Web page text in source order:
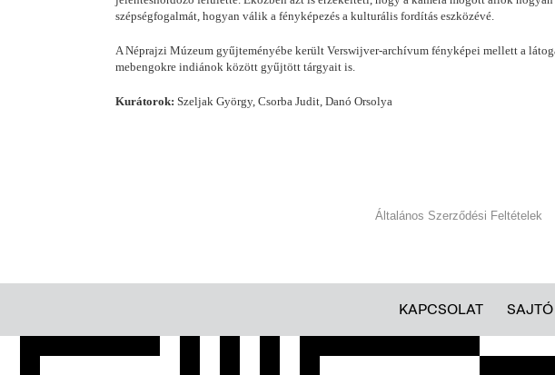
szépségfogalmát, hogyan válik a fényképezés a kulturális fordítás eszközévé.
A Néprajzi Múzeum gyűjteményébe került Verswijver-archívum fényképei mellett a
mebengokre indiánok között gyűjtött tárgyait is.
Kurátorok: Szeljak György, Csorba Judit, Danó Orsolya
Általános Szerződési Feltételek
KAPCSOLAT SAJTÓ